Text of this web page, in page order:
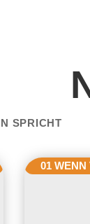
SPRICHT
01 WENN